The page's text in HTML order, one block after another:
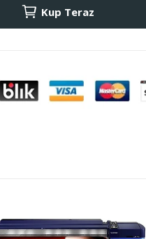
Kup Teraz